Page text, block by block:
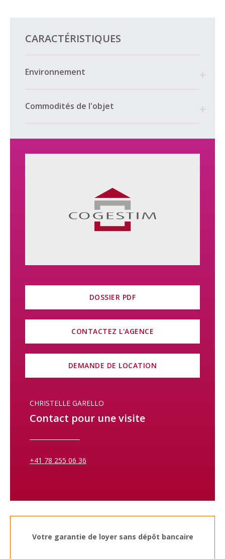
mensuel en sus de CHF 210.00
CARACTÉRISTIQUES
Environnement
Commodités de l'objet
DOSSIER PDF
CONTACTEZ L'AGENCE
DEMANDE DE LOCATION
CHRISTELLE GARELLO
Contact pour une visite
+41 78 255 06 36
Votre garantie de loyer sans dépôt bancaire